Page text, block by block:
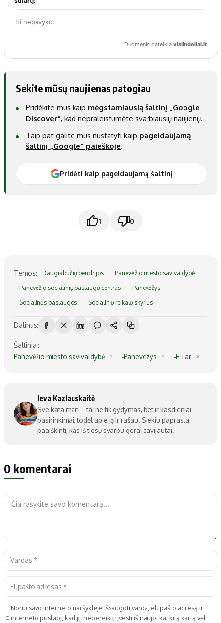
Sekite mūsų naujienas patogiau
Pridėkite mus kaip mėgstamiausią šaltinį „Google
Discover“, kad nepraleistumėte svarbiausių naujienų.
Taip pat galite mus nustatyti kaip pageidaujamą
šaltinį „Google“ paieškoje.
Pridėti kaip pageidaujamą šaltinį
1 0
Temos: Daugiabučių bendrijos Panevėžio miesto savivaldybė
Panevėžio socialinių paslaugų centras Panevėžys
Socialinės paslaugos Socialinių reikalų skyrius
Dalintis:
Šaltiniai:
Panevėžio miesto savivaldybė
Panevezys E Tar
Ieva Kazlauskaitė
Sveikata man – tai ne tik gydymas, bet ir kasdieniai
pasirinkimai, todėl apie ją ir rašau. Siekiu paprastai
paaiškinti, kas iš tiesų svarbu gerai savijautai.
0 komentarai
Noriu savo interneto naršyklėje išsaugoti vardą, el. pašto adresą ir
interneto puslapį, kad jų nebereiktų įvesti iš naujo, kai kitą kartą vėl